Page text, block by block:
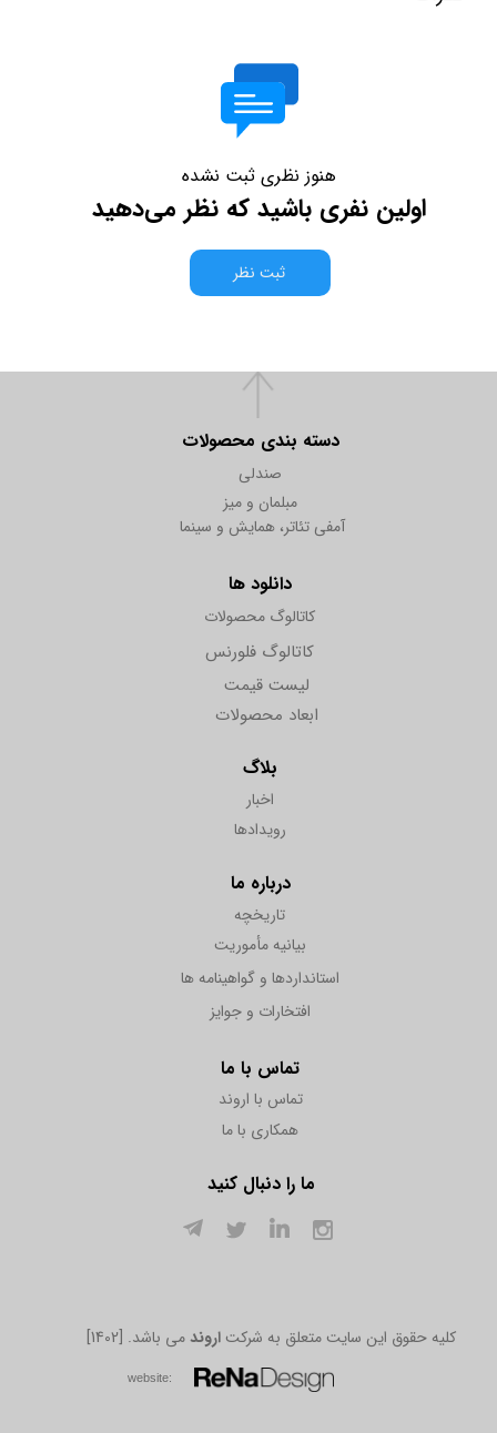
هنوز نظری ثبت نشده
اولین نفری باشید که نظر می‌دهید
ثبت نظر
دسته بندی محصولات
صندلی
مبلمان و میز
آمفی تئاتر، همایش و سینما
دانلود ها
کاتالوگ محصولات
کاتالوگ فلورنس
بلاگ
اخبار
رویدادها
درباره ما
تاریخچه
بیانیه مأموریت
استانداردها و گواهینامه ها
افتخارات و جوایز
تماس با ما
تماس با اروند
همکاری با ما
ما را دنبال کنید
ابعاد محصولات
لیست قیمت
[1402] .کلیه حقوق این سایت متعلق به شرکت اروندمی باشد
w​​​​​​​ebsite: